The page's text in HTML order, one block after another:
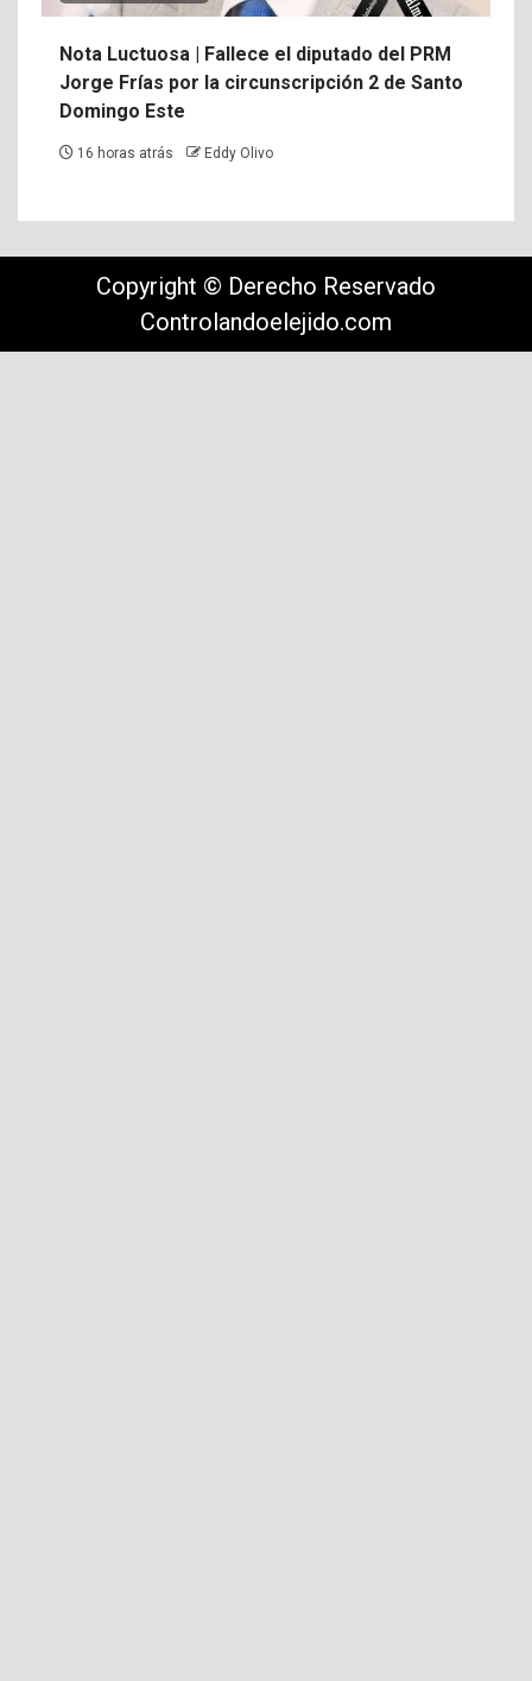
Nota Luctuosa | Fallece el diputado del PRM
Jorge Frías por la circunscripción 2 de Santo
Domingo Este
16 horas atrás Eddy Olivo
Copyright © Derecho Reservado
Controlandoelejido.com